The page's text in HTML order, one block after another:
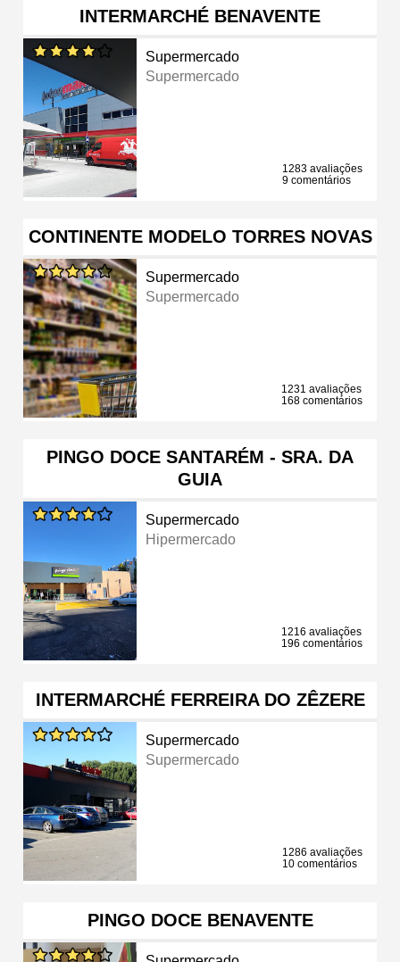
INTERMARCHÉ BENAVENTE
Supermercado
Supermercado
1283 avaliações
9 comentários
CONTINENTE MODELO TORRES NOVAS
Supermercado
Supermercado
1231 avaliações
168 comentários
PINGO DOCE SANTARÉM - SRA. DA
GUIA
Supermercado
Hipermercado
1216 avaliações
196 comentários
INTERMARCHÉ FERREIRA DO ZÊZERE
Supermercado
Supermercado
1286 avaliações
10 comentários
PINGO DOCE BENAVENTE